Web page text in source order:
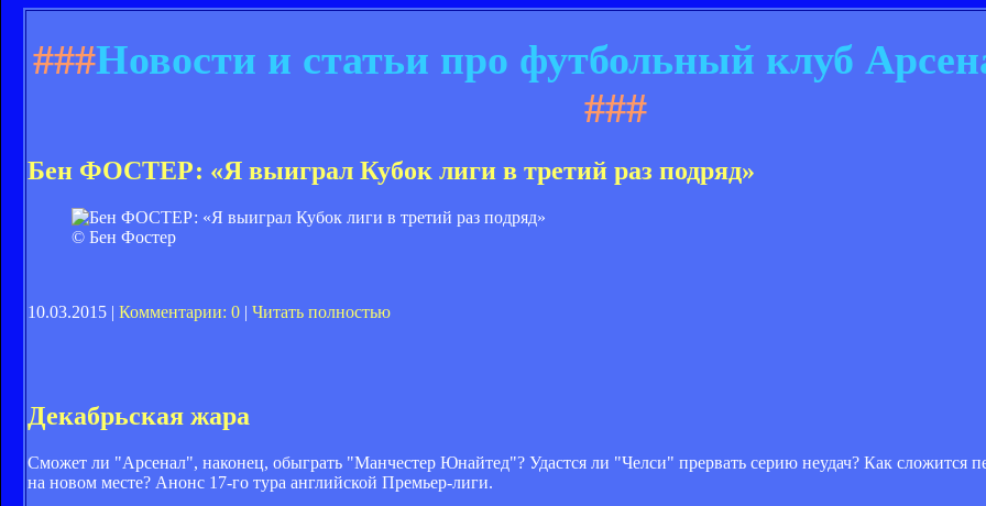
###Новости и статьи про футбольный клуб
###
Бен ФОСТЕР: «Я выиграл Кубок лиги в третий раз подряд»
© Бен Фостер
10.03.2015 | Комментарии: 0 | Читать полностью
Декабрьская жара
Сможет ли "Арсенал", наконец, обыграть "Манчестер Юнайтед"? Удастся ли "Челси" прервать серию неудач? Как сложится
на новом месте? Анонс 17-го тура английской Премьер-лиги.